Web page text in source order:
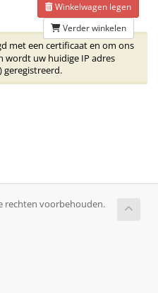
Winkelwagen legen
Verder winkelen
met een certificaat en om ons
wordt uw huidige IP adres
geregistreerd.
rechten voorbehouden.